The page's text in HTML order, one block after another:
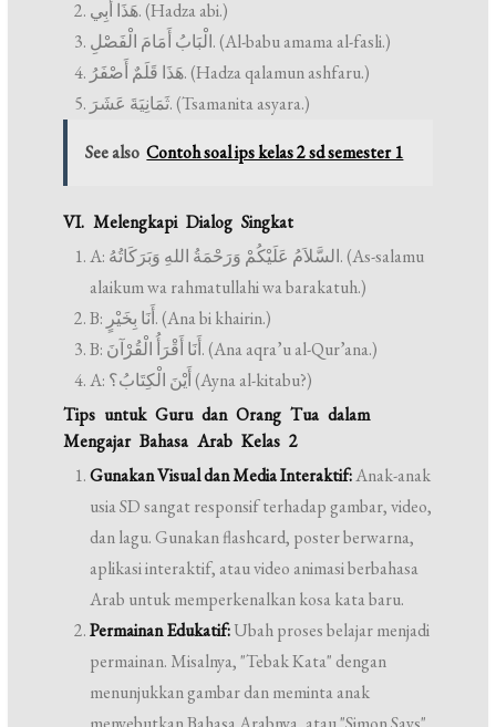
هَذَا أَبِي. (Hadza abi.)
الْبَابُ أَمَامَ الْفَصْلِ. (Al-babu amama al-fasli.)
هَذَا قَلَمٌ أَصْفَرُ. (Hadza qalamun ashfaru.)
ثَمَانِيَةَ عَشَرَ. (Tsamanita asyara.)
See also Contoh soal ips kelas 2 sd semester 1
VI. Melengkapi Dialog Singkat
A: السَّلاَمُ عَلَيْكُمْ وَرَحْمَةُ اللهِ وَبَرَكَاتُهُ. (As-salamu
alaikum wa rahmatullahi wa barakatuh.)
B: أَنَا بِخَيْرٍ. (Ana bi khairin.)
B: أَنَا أَقْرَأُ الْقُرْآنَ. (Ana aqra’u al-Qur’ana.)
A: أَيْنَ الْكِتَابُ؟ (Ayna al-kitabu?)
Tips untuk Guru dan Orang Tua dalam
Mengajar Bahasa Arab Kelas 2
Gunakan Visual dan Media Interaktif:Anak-anak
usia SD sangat responsif terhadap gambar, video,
dan lagu. Gunakan flashcard, poster berwarna,
aplikasi interaktif, atau video animasi berbahasa
Arab untuk memperkenalkan kosa kata baru.
Permainan Edukatif:Ubah proses belajar menjadi
permainan. Misalnya, "Tebak Kata" dengan
menunjukkan gambar dan meminta anak